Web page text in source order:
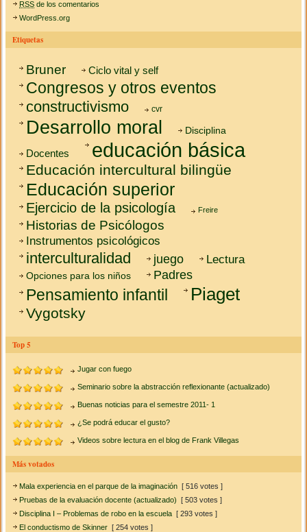
RSS de los comentarios
WordPress.org
Etiquetas
Bruner Ciclo vital y self
Congresos y otros eventos
constructivismo cvr
Desarrollo moral Disciplina
Docentes educación básica
Educación intercultural bilingüe
Educación superior
Ejercicio de la psicología Freire
Historias de Psicólogos
Instrumentos psicológicos
interculturalidad juego Lectura
Opciones para los niños Padres
Pensamiento infantil Piaget
Vygotsky
Top 5
Jugar con fuego
Seminario sobre la abstracción reflexionante (actualizado)
Buenas noticias para el semestre 2011- 1
¿Se podrá educar el gusto?
Videos sobre lectura en el blog de Frank Villegas
Más votados
Mala experiencia en el parque de la imaginación [ 516 votes ]
Pruebas de la evaluación docente (actualizado) [ 503 votes ]
Disciplina I – Problemas de robo en la escuela [ 293 votes ]
El conductismo de Skinner [ 254 votes ]